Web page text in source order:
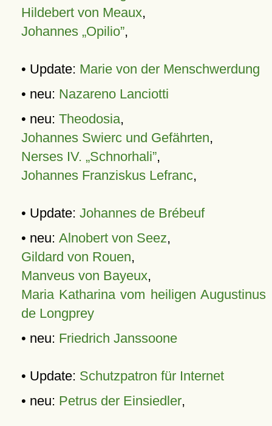
Hildebert von Meaux,
Johannes „Opilio”,
• Update: Marie von der Menschwerdung
• neu: Nazareno Lanciotti
• neu: Theodosia,
Johannes Swierc und Gefährten,
Nerses IV. „Schnorhali”,
Johannes Franziskus Lefranc,
• Update: Johannes de Brébeuf
• neu: Alnobert von Seez,
Gildard von Rouen,
Manveus von Bayeux,
Maria Katharina vom heiligen Augustinus
de Longprey
• neu: Friedrich Janssoone
• Update: Schutzpatron für Internet
• neu: Petrus der Einsiedler,